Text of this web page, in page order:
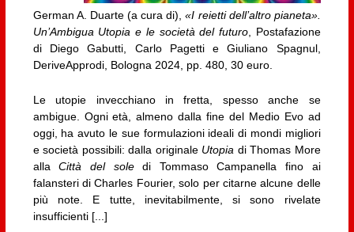
German A. Duarte (a cura di),«I reietti dell’altro pianeta».
Un’Ambigua Utopia e le società del futuro, Postafazione
di Diego Gabutti, Carlo Pagetti e Giuliano Spagnul,
DeriveApprodi, Bologna 2024, pp. 480, 30 euro.
Le utopie invecchiano in fretta, spesso anche se
ambigue. Ogni età, almeno dalla fine del Medio Evo ad
oggi, ha avuto le sue formulazioni ideali di mondi migliori
e società possibili: dalla originale Utopia di Thomas More
allaCittà del soledi Tommaso Campanella fino ai
falansteri di Charles Fourier, solo per citarne alcune delle
più note. E tutte, inevitabilmente, si sono rivelate
insufficienti [...]